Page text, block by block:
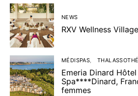
NEWS
RXV Wellness Village
MÉDISPAS
Emeria Dinard
Spa****Dinard,
femmes